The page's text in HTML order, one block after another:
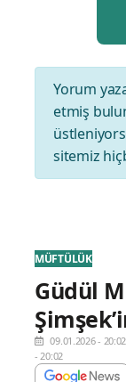
Yorum
etmiş
sitemiz
MÜFTÜLÜK
Güdül
09.01.2026 - 20:02
- 20:02